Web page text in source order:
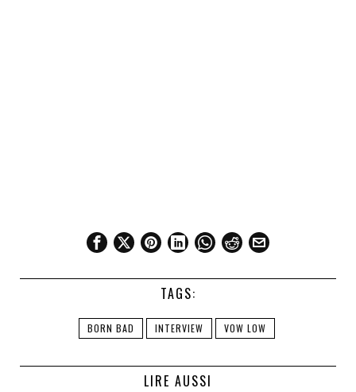
TAGS:
BORN BAD INTERVIEW VOW LOW
LIRE AUSSI